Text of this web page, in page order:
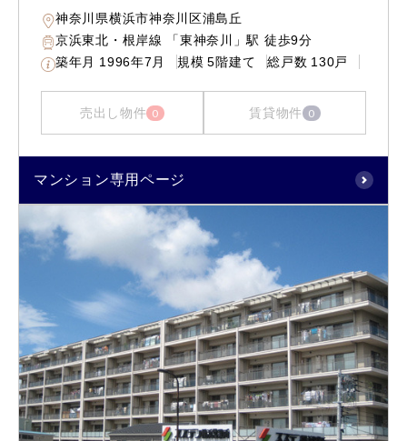
神奈川県横浜市神奈川区浦島丘
京浜東北・根岸線 「東神奈川」駅 徒歩9分
築年月 1996年7月 規模 5階建て 総戸数 130戸
売出し物件 0 賃貸物件 0
マンション専用ページ